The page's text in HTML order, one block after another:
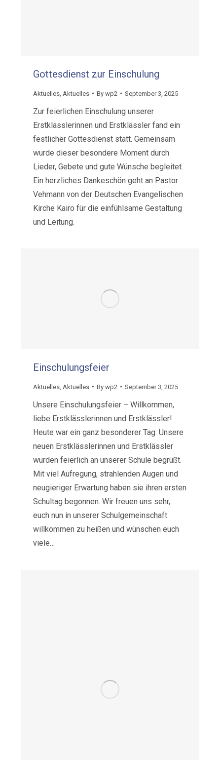
Gottesdienst zur Einschulung
Aktuelles Aktuelles Bywp2 September 3, 2025
Zur feierlichen Einschulung unserer
Erstklässlerinnen und Erstklässler fand ein
festlicher Gottesdienst statt. Gemeinsam
wurde dieser besondere Moment durch
Lieder, Gebete und gute Wünsche begleitet.
Ein herzliches Dankeschön geht an Pastor
Vehmann von der Deutschen Evangelischen
Kirche Kairo für die einfühlsame Gestaltung
und Leitung.
Einschulungsfeier
Aktuelles Aktuelles Bywp2 September 3, 2025
Unsere Einschulungsfeier – Willkommen,
liebe Erstklässlerinnen und Erstklässler!
Heute war ein ganz besonderer Tag: Unsere
neuen Erstklässlerinnen und Erstklässler
wurden feierlich an unserer Schule begrüßt.
Mit viel Aufregung, strahlenden Augen und
neugieriger Erwartung haben sie ihren ersten
Schultag begonnen. Wir freuen uns sehr,
euch nun in unserer Schulgemeinschaft
willkommen zu heißen und wünschen euch
viele…